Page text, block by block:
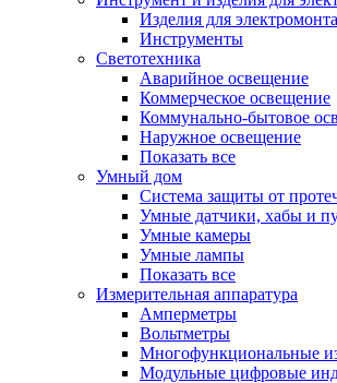
Изделия для
Инструменты
Светотехника
Аварийное освещение
Коммерческое освещение
Коммунально-бытовое
Наружное освещение
Показать все
Умный дом
Система защиты от
Умные датчики, хабы и
Умные камеры
Умные лампы
Показать все
Измерительная аппаратура
Амперметры
Вольтметры
Многофункциональные
Модульные цифровые